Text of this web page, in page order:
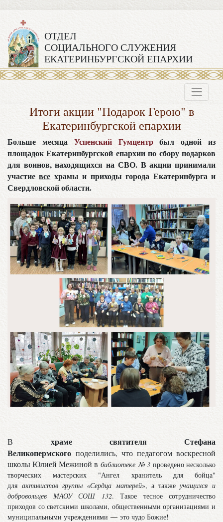
ОТДЕЛ
СОЦИАЛЬНОГО СЛУЖЕНИЯ
ЕКАТЕРИНБУРГСКОЙ ЕПАРХИИ
Итоги акции "Подарок Герою" в
Екатеринбургской епархии
Больше месяца Успенский Гумцентрбыл одной из
площадок Екатеринбургской епархии по сбору подарков
для воинов, находящихся на СВО. В акции принимали
участиевсе храмы и приходы города Екатеринбурга и
Свердловской области.
В храме святителя Стефана
Великопермского поделились, что педагогом воскресной
школы Юлией Межиной вбиблиотеке № 3 проведено несколько
творческих мастерских "Ангел хранитель для бойца"
для активистов группы «Сердца матерей», а также учащихся и
добровольцев МАОУ СОШ 132. Такое тесное сотрудничество
приходов со светскими школами, общественными организациями и
муниципальными учреждениями ― это чудо Божие!